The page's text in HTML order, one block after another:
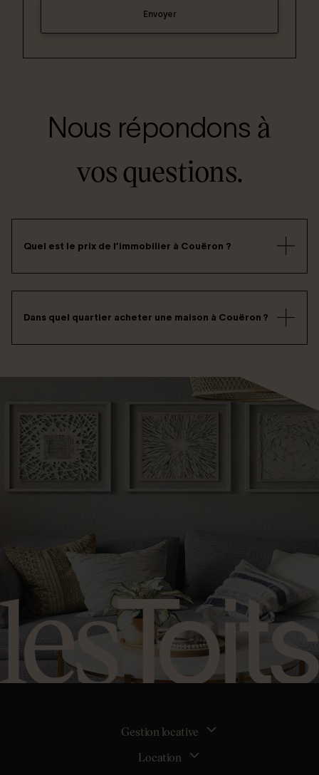
Envoyer
Nous répondons à
vos questions.
Quel est le prix de l’immobilier à Couëron ?
Dans quel quartier acheter une maison à Couëron ?
Gestion locative
La gestion locative
Location